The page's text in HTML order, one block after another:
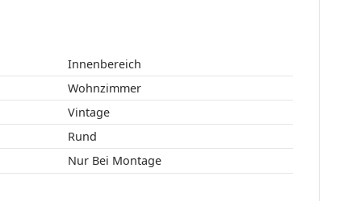
Innenbereich
Wohnzimmer
Vintage
Rund
Nur Bei Montage